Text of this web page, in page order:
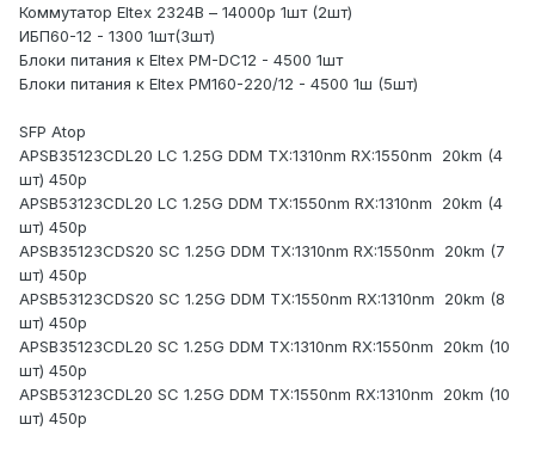
Коммутатор Eltex 2324B – 14000р 1шт (2шт)
ИБП60-12 - 1300 1шт(3шт)
Блоки питания к Eltex PM-DC12 - 4500 1шт
Блоки питания к Eltex PM160-220/12 - 4500 1ш (5шт)
SFP Atop
APSB35123CDL20 LC 1.25G DDM TX:1310nm RX:1550nm
20km (4
шт) 450р
APSB53123CDL20 LC 1.25G DDM TX:1550nm RX:1310nm
20km (4
шт) 450р
APSB35123CDS20 SC 1.25G DDM TX:1310nm RX:1550nm
20km (7
шт) 450р
APSB53123CDS20 SC 1.25G DDM TX:1550nm RX:1310nm
20km (8
шт) 450р
APSB35123CDL20 SC 1.25G DDM TX:1310nm RX:1550nm
20km (10
шт) 450р
APSB53123CDL20 SC 1.25G DDM TX:1550nm RX:1310nm
20km (10
шт) 450р